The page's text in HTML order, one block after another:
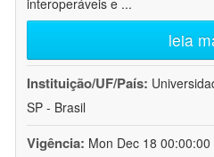
interoperáveis e ...
leia
Instituição/UF/País:
SP - Brasil
Vigência: Mon Dec 18